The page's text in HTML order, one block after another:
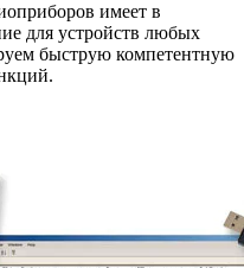
имеет в
для устройств любых
быструю компетентную